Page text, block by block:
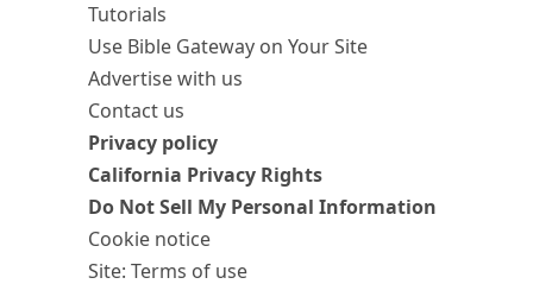
Tutorials
Use Bible Gateway on Your Site
Advertise with us
Contact us
Privacy policy
California Privacy Rights
Do Not Sell My Personal Information
Cookie notice
Site: Terms of use